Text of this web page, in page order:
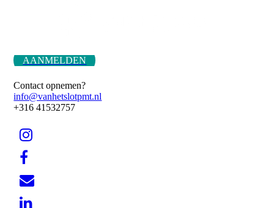
AANMELDEN
Contact opnemen?
info@vanhetslotpmt.nl
+316 41532757